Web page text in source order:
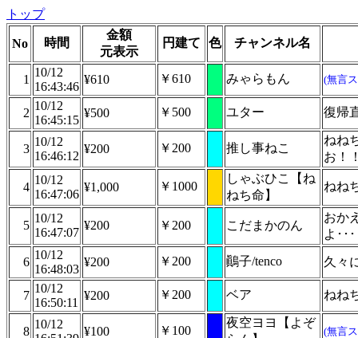
トップ
No 時間
金額
元表示
円建て 色 チャンネル名
1
10/12
16:43:46
¥610 ￥610 みゃらもん (無言
2
10/12
16:45:15
¥500 ￥500 ユター 復帰
3
10/12
16:46:12
¥200 ￥200 推し事ねこ
ねね
お！
4
10/12
16:47:06
¥1,000 ￥1000
しゃぶひこ【ね
ねち命】
ねね
5
10/12
16:47:07
¥200 ￥200 こだまかのん
おか
よ･･･
6
10/12
16:48:03
¥200 ￥200 鷆子/tenco 久々
7
10/12
16:50:11
¥200 ￥200 ベア ねね
8
10/12
¥100 ￥100
夜空ヨヨ【よぞ
(無言